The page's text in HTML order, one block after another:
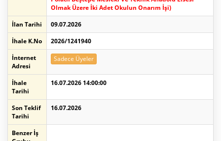
Olmak Üzere İki Adet Okulun Onarım İşi)
İlan Tarihi
09.07.2026
İhale K.No
2026/1241940
İnternet
Adresi
Sadece Üyeler
İhale
Tarihi
16.07.2026 14:00:00
Son Teklif
Tarihi
16.07.2026
Benzer İş